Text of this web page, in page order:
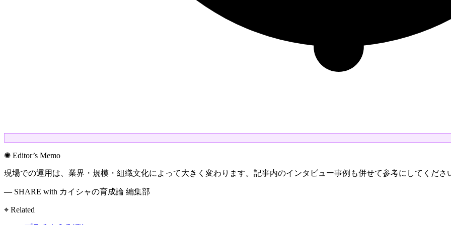
✺ Editor’s Memo
現場での運用は、業界・規模・組織文化によって大きく変わります。記事内のインタビュー事例も併せて参考にしてくださ
— SHARE with カイシャの育成論 編集部
⌖ Related